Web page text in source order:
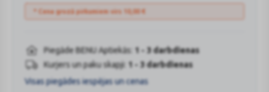
* Cena grozā pirkumiem virs 10,00 €
Piegāde BENU Aptiekās: 1 - 3 darbdienas
Kurjers un paku skapji: 1 - 3 darbdienas
Visas piegādes iespējas un cenas